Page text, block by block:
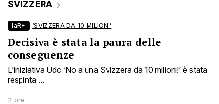
SVIZZERA
laR+ ‘SVIZZERA DA 10 MILIONI’
Decisiva è stata la paura delle
conseguenze
L’iniziativa Udc ‘No a una Svizzera da 10 milioni!’ è stata
respinta ...
2 ore